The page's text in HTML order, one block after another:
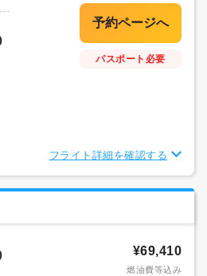
パスポート必要
フライト詳細を確認する
¥69,410
燃油費等込み